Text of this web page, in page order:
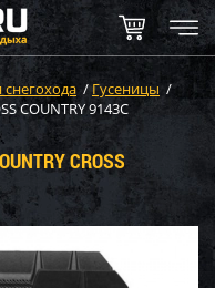
снегохода /Гусеницы /
COUNTRY 9143C
CROSS